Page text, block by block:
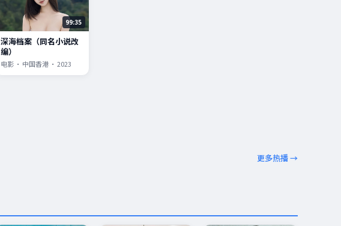
99:35
深海档案（同名小说改
编）
电影 · 中国香港 · 2023
更多热播 →